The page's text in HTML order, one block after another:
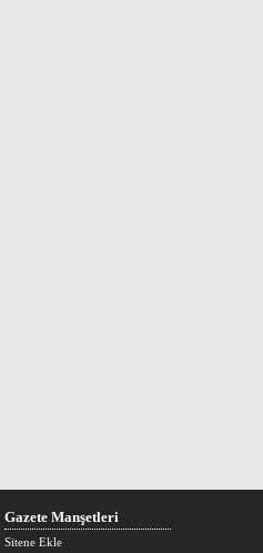
Gazete Manşetleri
Sitene Ekle